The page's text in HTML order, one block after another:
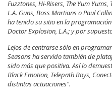
Fuzztones, Hi-Risers, The Yum
L.A. Guns, Boss Martians o Paul
ha tenido su sitio en la
Doctor Explosion, L.A.; y por
Lejos de centrarse sólo en
Seasons ha servido también de
sido más que positiva. Así lo
Black Emotion, Telepath Boys,
distintas actuaciones".